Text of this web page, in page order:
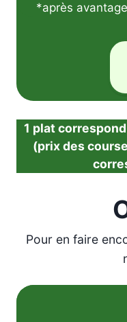
*après
1 plat
(prix des
Pour en faire